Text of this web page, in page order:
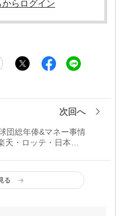
らログイン
次回へ
団総年俸&マネー事情
天・ロッテ・日本ハ
る